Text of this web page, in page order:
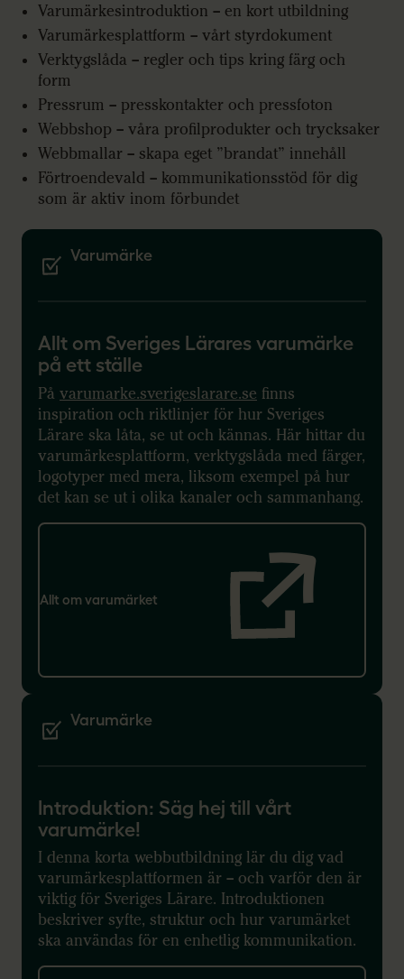
Varumärkesintroduktion – en kort utbildning
Varumärkesplattform – vårt styrdokument
Verktygslåda – regler och tips kring färg och
form
Pressrum – presskontakter och pressfoton
Webbshop – våra profilprodukter och trycksaker
Webbmallar – skapa eget ”brandat” innehåll
Förtroendevald – kommunikationsstöd för dig
som är aktiv inom förbundet
Varumärke
Allt om Sveriges Lärares varumärke
på ett ställe
På varumarke.sverigeslarare.se finns
inspiration och riktlinjer för hur Sveriges
Lärare ska låta, se ut och kännas. Här hittar du
varumärkesplattform, verktygslåda med färger,
logotyper med mera, liksom exempel på hur
det kan se ut i olika kanaler och sammanhang.
Allt om varumärket
Varumärke
Introduktion: Säg hej till vårt
varumärke!
I denna korta webbutbildning lär du dig vad
varumärkesplattformen är – och varför den är
viktig för Sveriges Lärare. Introduktionen
beskriver syfte, struktur och hur varumärket
ska användas för en enhetlig kommunikation.